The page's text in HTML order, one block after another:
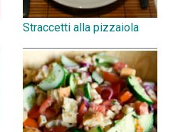
Straccetti alla pizzaiola